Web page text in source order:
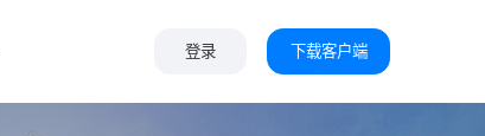
登录 下载客户端